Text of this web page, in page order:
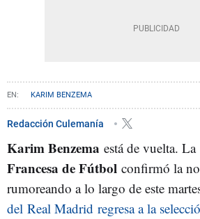
KARIM BENZEMA
Redacción Culemanía
Karim Benzema está de vuelta. La
Francesa de Fútbol confirmó la
rumoreando a lo largo de este
del Real Madrid regresa a la